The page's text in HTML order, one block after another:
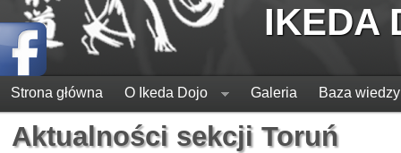
IKEDA
Strona główna O Ikeda Dojo Galeria Baza wiedzy
Aktualności sekcji Toruń